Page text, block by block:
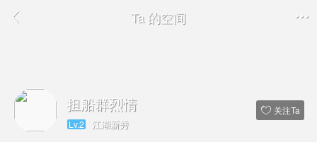
 Ta 的空间 
 关注Ta
担船群烈情
Lv.2 江湖新秀